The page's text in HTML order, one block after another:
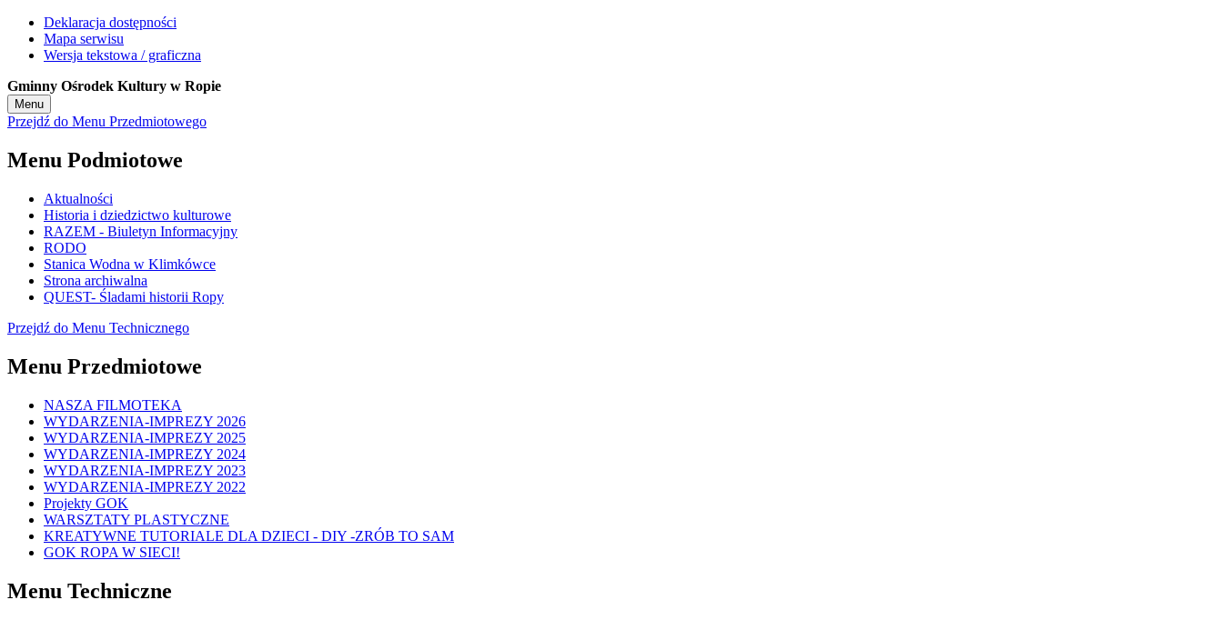
Deklaracja dostępności
Mapa serwisu
Wersja tekstowa / graficzna
Gminny Ośrodek Kultury w Ropie
Menu
Przejdź do Menu Przedmiotowego
Menu Podmiotowe
Aktualności
Historia i dziedzictwo kulturowe
RAZEM - Biuletyn Informacyjny
RODO
Stanica Wodna w Klimkówce
Strona archiwalna
QUEST- Śladami historii Ropy
Przejdź do Menu Technicznego
Menu Przedmiotowe
NASZA FILMOTEKA
WYDARZENIA-IMPREZY 2026
WYDARZENIA-IMPREZY 2025
WYDARZENIA-IMPREZY 2024
WYDARZENIA-IMPREZY 2023
WYDARZENIA-IMPREZY 2022
Projekty GOK
WARSZTATY PLASTYCZNE
KREATYWNE TUTORIALE DLA DZIECI - DIY -ZRÓB TO SAM
GOK ROPA W SIECI!
Menu Techniczne